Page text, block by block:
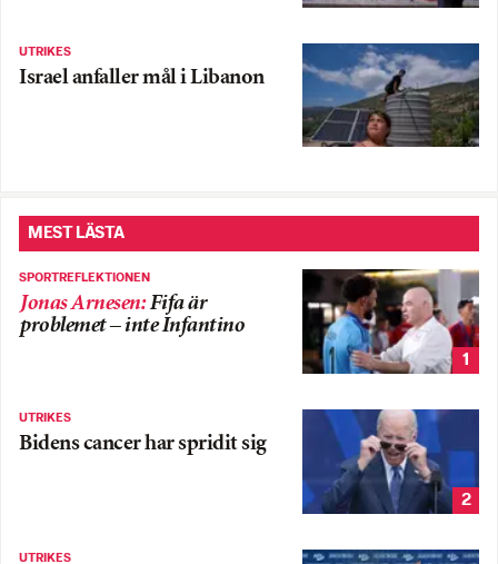
UTRIKES
Israel anfaller mål i Libanon
MEST LÄSTA
SPORTREFLEKTIONEN
Jonas Arnesen:Fifa är
problemet – inte Infantino
1
UTRIKES
Bidens cancer har spridit sig
2
UTRIKES